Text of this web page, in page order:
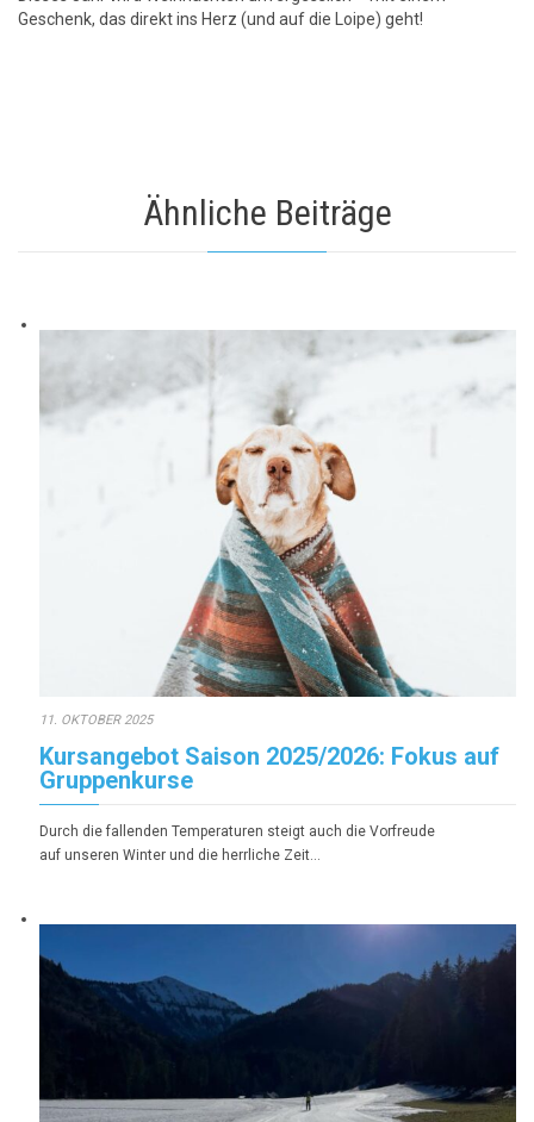
Geschenk, das direkt ins Herz (und auf die Loipe) geht!
Ähnliche Beiträge
11. OKTOBER 2025
Kursangebot Saison 2025/2026: Fokus auf
Gruppenkurse
Durch die fallenden Temperaturen steigt auch die Vorfreude
auf unseren Winter und die herrliche Zeit…